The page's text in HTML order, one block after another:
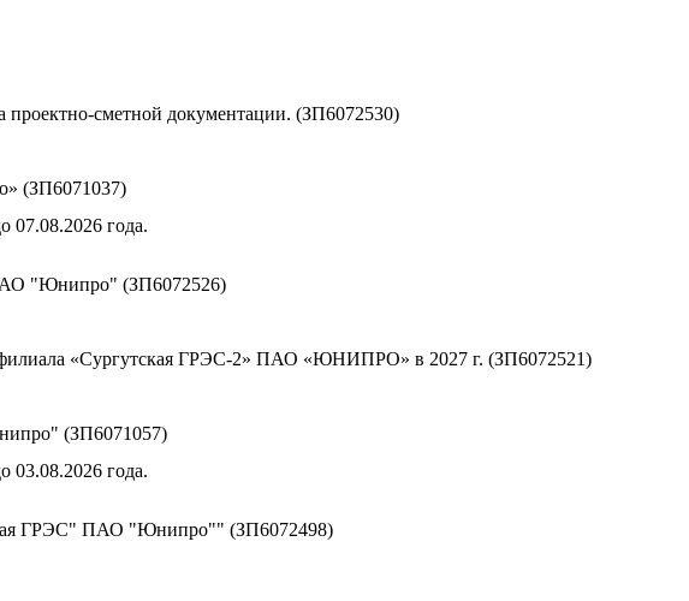
проектно-сметной документации. (ЗП6072530)
(ЗП6071037)
07.08.2026 года.
"Юнипро" (ЗП6072526)
филиала «Сургутская ГРЭС-2» ПАО «ЮНИПРО» в 2027 г. (ЗП6072521)
(ЗП6071057)
03.08.2026 года.
ГРЭС" ПАО "Юнипро"" (ЗП6072498)